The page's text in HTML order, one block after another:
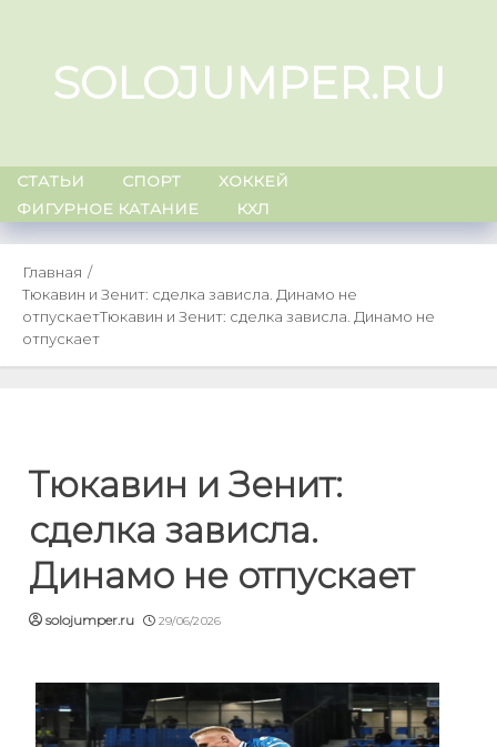
contentSOLOJUMPER.RU
СТАТЬИ СПОРТ
ХОККЕЙ
ФИГУРНОЕ КАТАНИЕ
КХЛ
Главная
Тюкавин и Зенит: сделка зависла. Динамо не
отпускаетТюкавин и Зенит: сделка зависла. Динамо не
отпускает
Тюкавин и Зенит:
сделка зависла.
Динамо не отпускает
solojumper.ru 29/06/2026